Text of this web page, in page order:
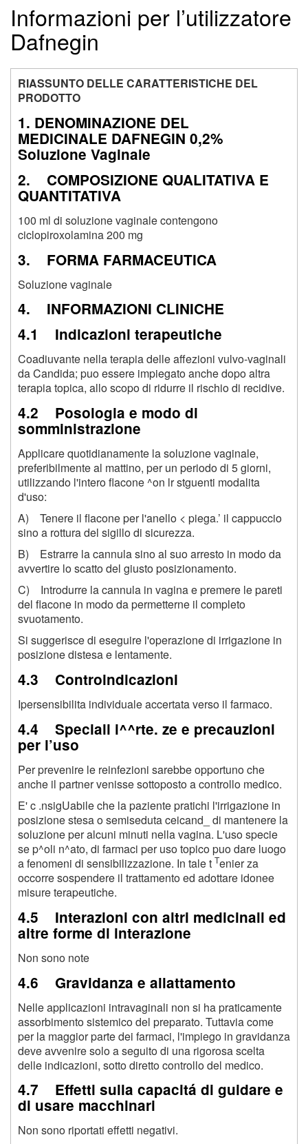
Informazioni per l’utilizzatore
Dafnegin
RIASSUNTO DELLE CARATTERISTICHE DEL
PRODOTTO
1. DENOMINAZIONE DEL
MEDICINALE DAFNEGIN 0,2%
Soluzione Vaginale
2. COMPOSIZIONE QUALITATIVA E
QUANTITATIVA
100 ml di soluzione vaginale contengono
ciclopiroxolamina 200 mg
3. FORMA FARMACEUTICA
Soluzione vaginale
4. INFORMAZIONI CLINICHE
4.1 Indicazioni terapeutiche
Coadiuvante nella terapia delle affezioni vulvo-vaginali
da Candida; puo essere impiegato anche dopo altra
terapia topica, allo scopo di ridurre il rischio di recidive.
4.2 Posologia e modo di
somministrazione
Applicare quotidianamente la soluzione vaginale,
preferibilmente al mattino, per un periodo di 5 giorni,
utilizzando l'intero flacone ^on lr stguenti modalita
d'uso:
A) Tenere il flacone per l'anello < piega.’ il cappuccio
sino a rottura del sigillo di sicurezza.
B) Estrarre la cannula sino al suo arresto in modo da
avvertire lo scatto del giusto posizionamento.
C) Introdurre la cannula in vagina e premere le pareti
del flacone in modo da permetterne il completo
svuotamento.
Si suggerisce di eseguire l'operazione di irrigazione in
posizione distesa e lentamente.
4.3 Controindicazioni
Ipersensibilita individuale accertata verso il farmaco.
4.4 Speciali i^^rte. ze e precauzioni
per l’uso
Per prevenire le reinfezioni sarebbe opportuno che
anche il partner venisse sottoposto a controllo medico.
E' c .nsigUabile che la paziente pratichi l'irrigazione in
posizione stesa o semiseduta ceicand_ di mantenere la
soluzione per alcuni minuti nella vagina. L'uso specie
se p^oli n^ato, di farmaci per uso topico puo dare luogo
a fenomeni di sensibilizzazione. In tale t Tenier za
occorre sospendere il trattamento ed adottare idonee
misure terapeutiche.
4.5 Interazioni con altri medicinali ed
altre forme di interazione
Non sono note
4.6 Gravidanza e allattamento
Nelle applicazioni intravaginali non si ha praticamente
assorbimento sistemico del preparato. Tuttavia come
per la maggior parte dei farmaci, l'impiego in gravidanza
deve avvenire solo a seguito di una rigorosa scelta
delle indicazioni, sotto diretto controllo del medico.
4.7 Effetti sulla capacitá di guidare e
di usare macchinari
Non sono riportati effetti negativi.